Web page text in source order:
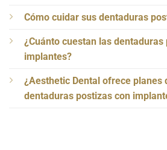
Cómo cuidar sus dentaduras
¿Cuánto cuestan las dentaduras
implantes?
¿Aesthetic Dental ofrece planes
dentaduras postizas con